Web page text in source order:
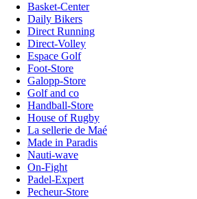
Basket-Center
Daily Bikers
Direct Running
Direct-Volley
Espace Golf
Foot-Store
Galopp-Store
Golf and co
Handball-Store
House of Rugby
La sellerie de Maé
Made in Paradis
Nauti-wave
On-Fight
Padel-Expert
Pecheur-Store